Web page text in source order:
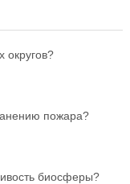
округов?
пожара?
биосферы?